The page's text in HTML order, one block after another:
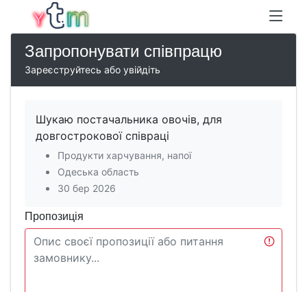
Запропонувати співпрацю
Зареєструйтесь або увійдіть
Шукаю постачальника овочів, для
довгострокової співраці
Продукти харчування, напої
Одеська область
30 бер 2026
Пропозиція